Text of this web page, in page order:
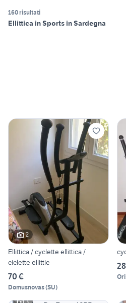
160 risultati
Ellittica in Sports in Sardegna
2
Ellittica / cyclette ellittica /
ciclette ellittic
70 €
Domusnovas(SU)
3